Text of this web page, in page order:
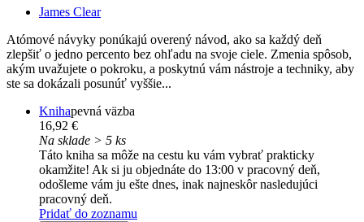
James Clear
Atómové návyky ponúkajú overený návod, ako sa každý deň
zlepšiť o jedno percento bez ohľadu na svoje ciele. Zmenia spôsob,
akým uvažujete o pokroku, a poskytnú vám nástroje a techniky, aby
ste sa dokázali posunúť vyššie...
Knihapevná väzba
16,92 €
Na sklade > 5 ks
Táto kniha sa môže na cestu ku vám vybrať prakticky
okamžite! Ak si ju objednáte do 13:00 v pracovný deň,
odošleme vám ju ešte dnes, inak najneskôr nasledujúci
pracovný deň.
Pridať do zoznamu